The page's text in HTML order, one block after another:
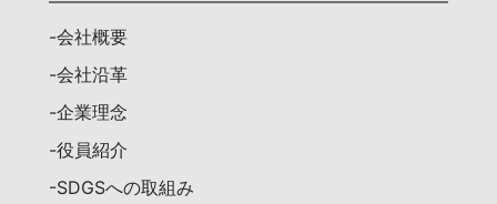
-会社概要
-会社沿革
-企業理念
-役員紹介
-SDGSへの取組み